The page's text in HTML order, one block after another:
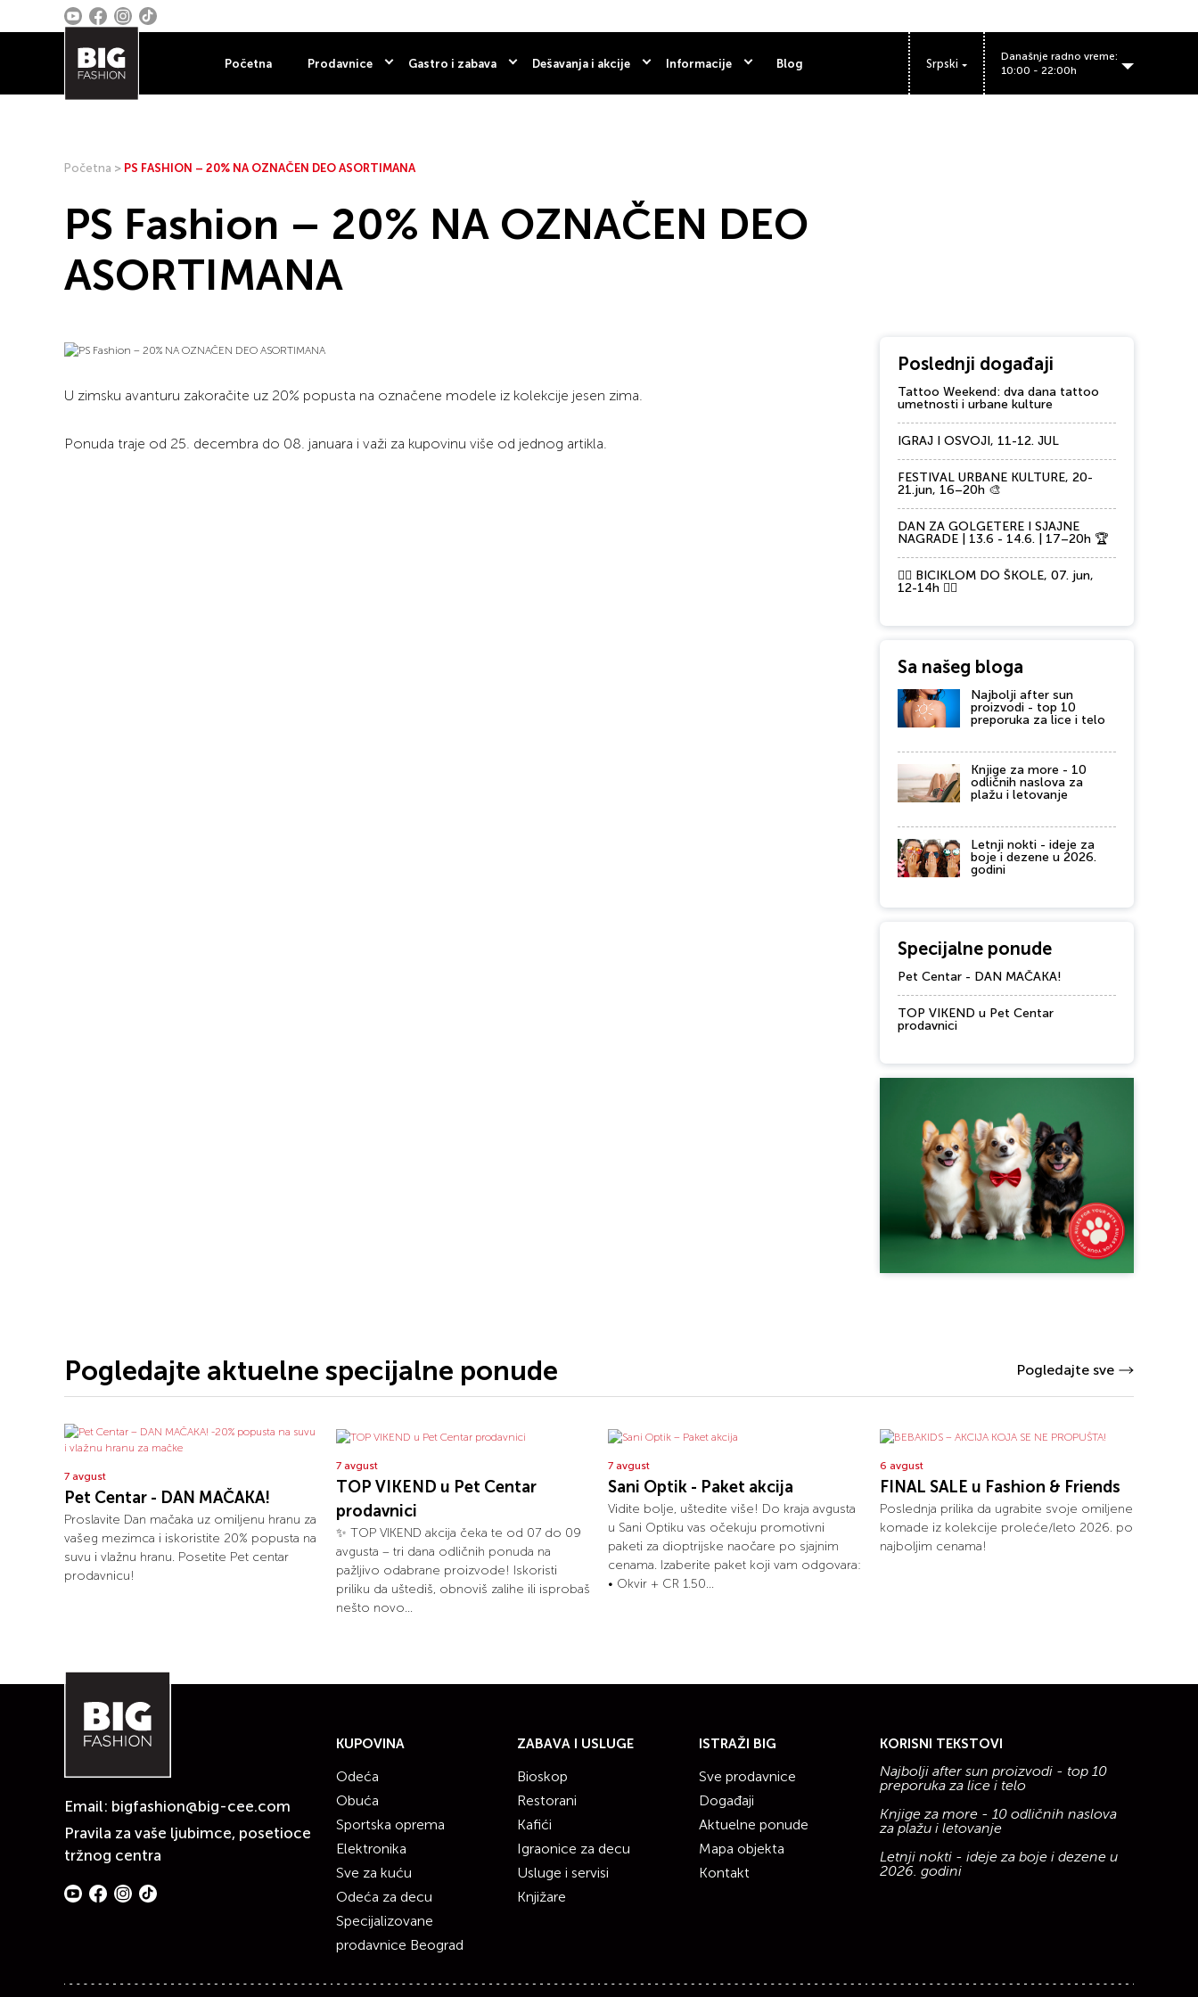
Početna Prodavnice Gastro i zabava Dešavanja i akcije Informacije Blog Srpski
Današnje radno vreme:
10:00 - 22:00h
Početna > PS FASHION – 20% NA OZNAČEN DEO ASORTIMANA
PS Fashion – 20% NA OZNAČEN DEO
ASORTIMANA
U zimsku avanturu zakoračite uz 20% popusta na označene modele iz kolekcije jesen zima.
Ponuda traje od 25. decembra do 08. januara i važi za kupovinu više od jednog artikla.
Poslednji događaji
Tattoo Weekend: dva dana tattoo
umetnosti i urbane kulture
IGRAJ I OSVOJI, 11-12. JUL
FESTIVAL URBANE KULTURE, 20-
21.jun, 16–20h 🎨
DAN ZA GOLGETERE I SJAJNE
NAGRADE | 13.6 - 14.6. | 17–20h 🏆
🚴‍♂️ BICIKLOM DO ŠKOLE, 07. jun,
12-14h 🚴‍♀️
Sa našeg bloga
Najbolji after sun
proizvodi - top 10
preporuka za lice i telo
Knjige za more - 10
odličnih naslova za
plažu i letovanje
Letnji nokti - ideje za
boje i dezene u 2026.
godini
Specijalne ponude
Pet Centar - DAN MAČAKA!
TOP VIKEND u Pet Centar
prodavnici
Pogledajte aktuelne specijalne ponude Pogledajte sve
7 avgust
Pet Centar - DAN MAČAKA!
Proslavite Dan mačaka uz omiljenu hranu za
vašeg mezimca i iskoristite 20% popusta na
suvu i vlažnu hranu. Posetite Pet centar
prodavnicu!
7 avgust
TOP VIKEND u Pet Centar
prodavnici
✨ TOP VIKEND akcija čeka te od 07 do 09
avgusta – tri dana odličnih ponuda na
pažljivo odabrane proizvode! Iskoristi
priliku da uštediš, obnoviš zalihe ili isprobaš
nešto novo...
7 avgust
Sani Optik - Paket akcija
Vidite bolje, uštedite više! Do kraja avgusta
u Sani Optiku vas očekuju promotivni
paketi za dioptrijske naočare po sjajnim
cenama. Izaberite paket koji vam odgovara:
• Okvir + CR 1.50...
6 avgust
FINAL SALE u Fashion & Friends
Poslednja prilika da ugrabite svoje omiljene
komade iz kolekcije proleće/leto 2026. po
najboljim cenama!
Email: bigfashion@big-cee.com
Pravila za vaše ljubimce, posetioce
tržnog centra
KUPOVINA
Odeća
Obuća
Sportska oprema
Elektronika
Sve za kuću
Odeća za decu
Specijalizovane
prodavnice Beograd
ZABAVA I USLUGE
Bioskop
Restorani
Kafići
Igraonice za decu
Usluge i servisi
Knjižare
ISTRAŽI BIG
Sve prodavnice
Događaji
Aktuelne ponude
Mapa objekta
Kontakt
KORISNI TEKSTOVI
Najbolji after sun proizvodi - top 10
preporuka za lice i telo
Knjige za more - 10 odličnih naslova
za plažu i letovanje
Letnji nokti - ideje za boje i dezene u
2026. godini